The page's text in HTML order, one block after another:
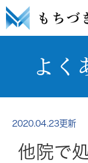
よく
2020.04.23更新
他院で